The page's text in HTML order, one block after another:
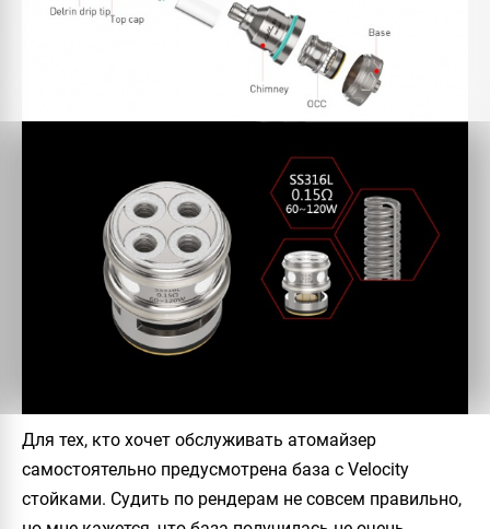
Для тех, кто хочет обслуживать атомайзер
самостоятельно предусмотрена база с Velocity
стойками. Судить по рендерам не совсем правильно,